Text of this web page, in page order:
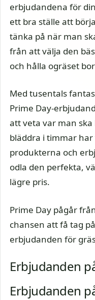
erbjudandena för
ett bra ställe att
tänka på när man
från att välja den
och hålla ogräset
Med tusentals
Prime Day-
att veta var man ska
bläddra i timmar har
produkterna och
odla den perfekta,
lägre pris.
Prime Day pågår
chansen att få tag
erbjudanden för
Erbjudanden
Erbjudanden